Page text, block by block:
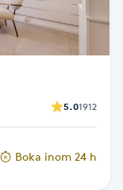
5.01912
Boka inom 24 h